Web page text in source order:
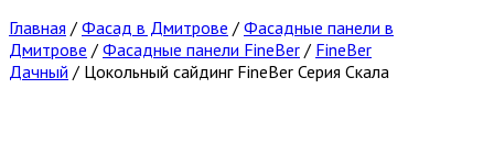
Главная / Фасад в Дмитрове / Фасадные панели в
Дмитрове / Фасадные панели FineBer / FineBer
Дачный / Цокольный сайдинг FineBer Серия Скала